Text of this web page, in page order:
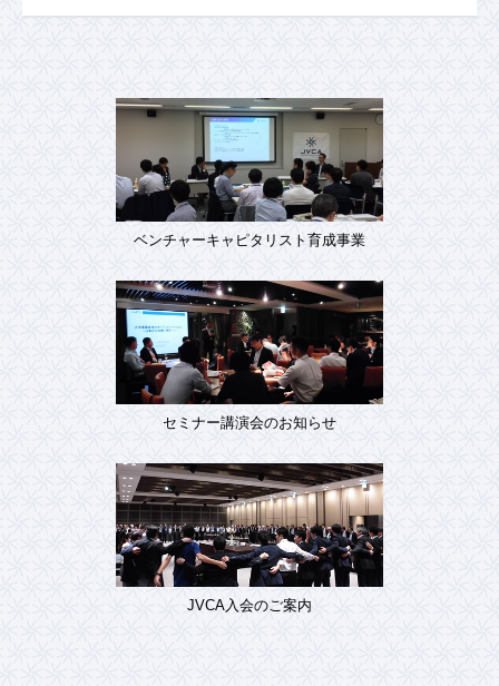
ベンチャーキャピタリスト育成事業
セミナー講演会のお知らせ
JVCA入会のご案内